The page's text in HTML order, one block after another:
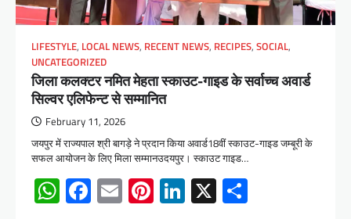
LIFESTYLE, LOCAL NEWS, RECENT NEWS, RECIPES, SOCIAL,
UNCATEGORIZED
जिला कलक्टर नमित मेहता स्काउट-गाइड के सर्वाच्च अवार्ड
सिल्वर एलिफेन्ट से सम्मानित
February 11, 2026
जयपुर में राज्यपाल श्री बागड़े ने प्रदान किया अवार्ड18वीं स्काउट-गाइड जम्बूरी के
सफल आयोजन के लिए मिला सम्मानउदयपुर। स्काउट गाइड…
WhatsApp
Facebook
EmailPinterest
LinkedIn
X